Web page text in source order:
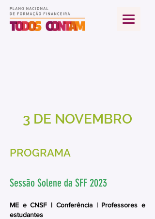
3 DE NOVEMBRO
PROGRAMA
Sessão Solene da SFF 2023
ME e CNSF | Conferência | Professores e
estudantes